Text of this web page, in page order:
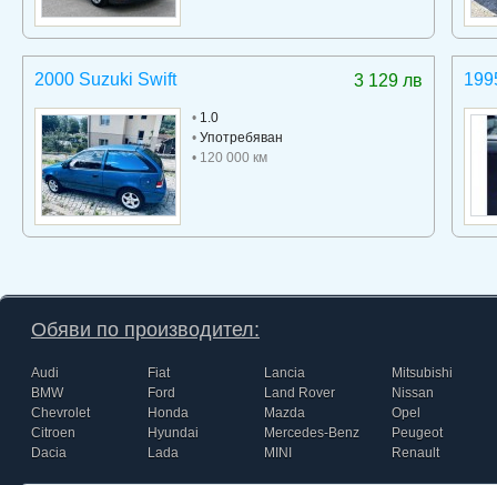
3 129 лв
2000 Suzuki Swift
• 1.0
• Употребяван
• 120 000 км
Обяви по производител:
Audi
BMW
Chevrolet
Citroen
Dacia
Fiat
Ford
Honda
Hyundai
Lada
Lancia
Land Rover
Mazda
Mercedes-Benz
MINI
Mitsubishi
Nissan
Opel
Peugeot
Renault